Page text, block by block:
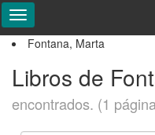
Fontana, Marta
Libros de
encontrados. (1